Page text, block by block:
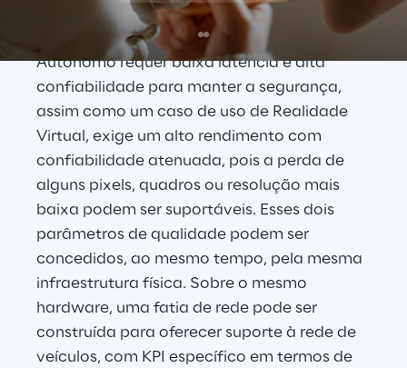
Por exemplo, um cenário de Veículo
Autônomo requer baixa latência e alta
confiabilidade para manter a segurança,
assim como um caso de uso de Realidade
Virtual, exige um alto rendimento com
confiabilidade atenuada, pois a perda de
alguns pixels, quadros ou resolução mais
baixa podem ser suportáveis. Esses dois
parâmetros de qualidade podem ser
concedidos, ao mesmo tempo, pela mesma
infraestrutura física. Sobre o mesmo
hardware, uma fatia de rede pode ser
construída para oferecer suporte à rede de
veículos, com KPI específico em termos de